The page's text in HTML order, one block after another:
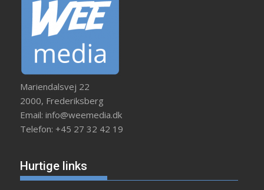
Mariendalsvej 22
2000, Frederiksberg
Email: info@weemedia.dk
Telefon: +45 27 32 42 19
Hurtige links